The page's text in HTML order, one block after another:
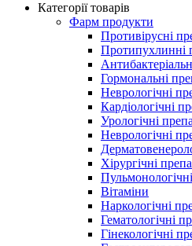
Категорії товарів
Фарм продукти
Противірусні
Протипухлинні
Гормональні
Неврологічні
Кардіологічні
Урологічні
Неврологічні
Хірургічні
Вітаміни
Наркологічні
Гематологічні
Гінекологічні